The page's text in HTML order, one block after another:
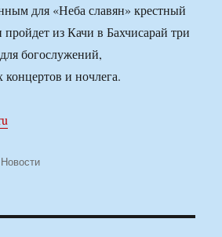
для «Неба славян» крестный
из Качи в Бахчисарай три
богослужений,
концертов и ночлега.
Рубрики
Новости